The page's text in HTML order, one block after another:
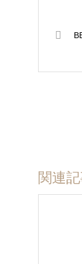
関連